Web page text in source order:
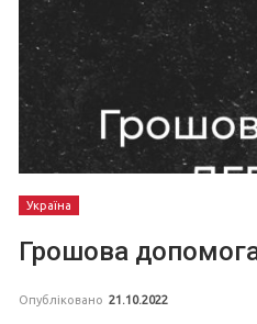
Україна
Грошова
Опубліковано 21.10.2022